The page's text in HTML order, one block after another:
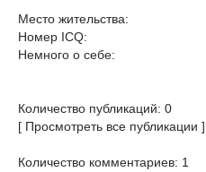
Место жительства:
Номер ICQ:
Немного о себе:
Количество публикаций: 0
[ Просмотреть все публикации ]
Количество комментариев: 1